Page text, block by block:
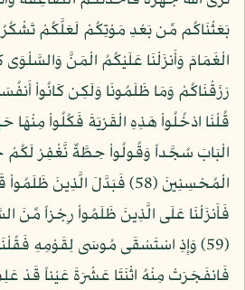
الْغَمَامَ وَأَنزَلْنَا عَلَيْكُمُ الْمَنَّ
قُلْنَا ادْخُلُواْ هَذِهِ الْقَرْيَةَ فَكُلُواْ
الْبَابَ سُجَّداً وَقُولُواْ حِطَّةٌ نَّغْفِرْ لَكُمْ
الْمُحْسِنِينَ (58) فَبَدَّلَ الَّذِينَ
فَأَنزَلْنَا عَلَى الَّذِينَ ظَلَمُواْ رِجْزاً مِّنَ
(59) وَإِذِ اسْتَسْقَى مُوسَى لِقَوْمِهِ
فَانفَجَرَتْ مِنْهُ اثْنَتَا عَشْرَةَ عَيْناً قَدْ